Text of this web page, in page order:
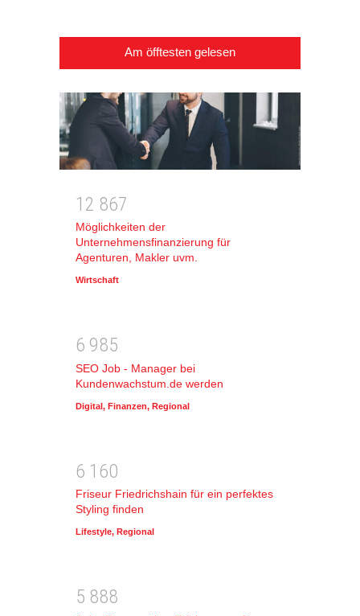
Am öfftesten gelesen
1 2 867
Möglichkeiten der
Unternehmensfinanzierung für
Agenturen, Makler uvm.
Wirtschaft
6 985
SEO Job - Manager bei
Kundenwachstum.de werden
Digital, Finanzen, Regional
6 1 60
Friseur Friedrichshain für ein perfektes
Styling finden
Lifestyle, Regional
5 888